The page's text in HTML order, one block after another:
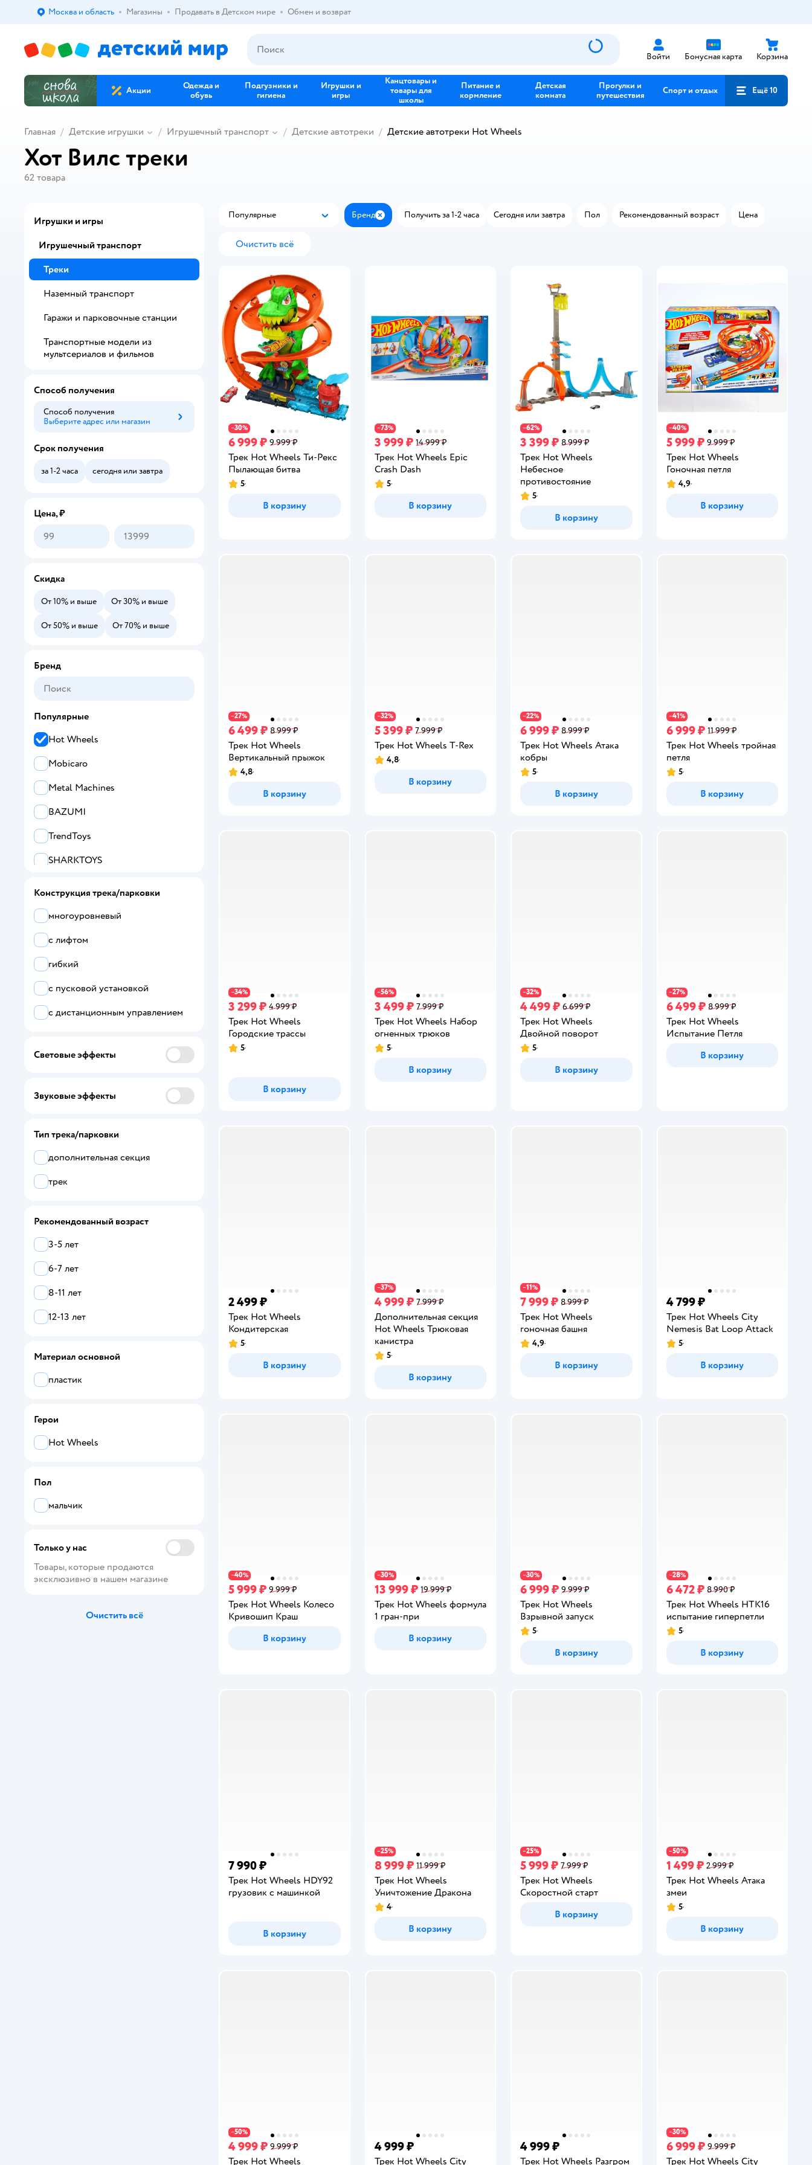
Выбор адреса доставки.
Москва и область Магазины Продавать в Детском мире Обмен и возврат
Войти Бонусная карта Корзина
Акции
Одежда и
обувь
Подгузники и
гигиена
Игрушки и
игры
Канцтовары и
товары для
школы
Питание и
кормление
Детская
комната
Прогулки и
путешествия
Спорт и отдых Ещё 10
Главная Детские игрушки Игрушечный транспорт Детские автотреки Детские автотреки Hot Wheels
Хот Вилс треки
62 товара
Популярные
Популярные Бренд ЗакрытьПолучить за 1-2 часа Сегодня или завтра Пол Рекомендованный возраст Цена
Очистить всё
−30%
6 999 ₽ 9 999 ₽
Трек Hot Wheels Ти-Рекс
Пылающая битва
Рейтинг:
5
В корзину
−73%
3 999 ₽ 14 999 ₽
Трек Hot Wheels Epic
Crash Dash
Рейтинг:
5
В корзину
−62%
3 399 ₽ 8 999 ₽
Трек Hot Wheels
Небесное
противостояние
Рейтинг:
5
В корзину
−40%
5 999 ₽ 9 999 ₽
Трек Hot Wheels
Гоночная петля
Рейтинг:
4,9
В корзину
−27%
6 499 ₽ 8 999 ₽
Трек Hot Wheels
Вертикальный прыжок
Рейтинг:
4,8
В корзину
−32%
5 399 ₽ 7 999 ₽
Трек Hot Wheels T-Rex
Рейтинг:
4,8
В корзину
−22%
6 999 ₽ 8 999 ₽
Трек Hot Wheels Атака
кобры
Рейтинг:
5
В корзину
−41 %
6 999 ₽ 11 999 ₽
Трек Hot Wheels тройная
петля
Рейтинг:
5
В корзину
−34%
3 299 ₽ 4 999 ₽
Трек Hot Wheels
Городские трассы
Рейтинг:
5
В корзину
−56%
3 499 ₽ 7 999 ₽
Трек Hot Wheels Набор
огненных трюков
Рейтинг:
5
В корзину
−32%
4 499 ₽ 6 699 ₽
Трек Hot Wheels
Двойной поворот
Рейтинг:
5
В корзину
−27%
6 499 ₽ 8 999 ₽
Трек Hot Wheels
Испытание Петля
В корзину
2 499 ₽
Трек Hot Wheels
Кондитерская
Рейтинг:
5
В корзину
−37%
4 999 ₽ 7 999 ₽
Дополнительная секция
Hot Wheels Трюковая
канистра
Рейтинг:
5
В корзину
−11%
7 999 ₽ 8 999 ₽
Трек Hot Wheels
гоночная башня
Рейтинг:
4,9
В корзину
4 799 ₽
Трек Hot Wheels City
Nemesis Bat Loop Attack
Рейтинг:
5
В корзину
−40%
5 999 ₽ 9 999 ₽
Трек Hot Wheels Колесо
Кривошип Краш
В корзину
−30%
13 999 ₽ 19 999 ₽
Трек Hot Wheels формула
1 гран-при
В корзину
−30%
6 999 ₽ 9 999 ₽
Трек Hot Wheels
Взрывной запуск
Рейтинг:
5
В корзину
−28%
6 472 ₽ 8 990 ₽
Трек Hot Wheels HTK16
испытание гиперпетли
Рейтинг:
5
В корзину
7 990 ₽
Трек Hot Wheels HDY92
грузовик с машинкой
В корзину
−25%
8 999 ₽ 11 999 ₽
Трек Hot Wheels
Уничтожение Дракона
Рейтинг:
4
В корзину
−25%
5 999 ₽ 7 999 ₽
Трек Hot Wheels
Скоростной старт
В корзину
−50%
1 499 ₽ 2 999 ₽
Трек Hot Wheels Атака
змеи
Рейтинг:
5
В корзину
−50%
4 999 ₽ 9 999 ₽
Трек Hot Wheels
4 999 ₽
Трек Hot Wheels City
4 999 ₽
Трек Hot Wheels Разгром
−30%
6 999 ₽ 9 999 ₽
Трек Hot Wheels City
Игрушки и игры
Игрушечный транспорт
Треки
Наземный транспорт
Гаражи и парковочные станции
Транспортные модели из
мультсериалов и фильмов
Способ получения
Способ получения
Выберите адрес или магазин
Способ получения
Срок получения
за 1-2 часа сегодня или завтра
Цена, ₽
Скидка
От 10% и выше От 30% и выше
От 50% и выше От 70% и выше
Бренд
Популярные
Hot Wheels
Mobicaro
Metal Machines
BAZUMI
TrendToys
SHARKTOYS
Все
Artin
Bondibon
Disney
Exost
Givito
GRACE HOUSE
Handers
Junfa
Lucy and Leo
Monster Jam
NEOTRACK
Конструкция трека/парковки
многоуровневый
с лифтом
гибкий
с пусковой установкой
с дистанционным управлением
Световые эффекты
Звуковые эффекты
Тип трека/парковки
дополнительная секция
трек
Рекомендованный возраст
3-5 лет
6-7 лет
8-11 лет
12-13 лет
Материал основной
пластик
Герои
Hot Wheels
Пол
мальчик
Только у нас
Товары, которые продаются
эксклюзивно в нашем магазине
Очистить всё